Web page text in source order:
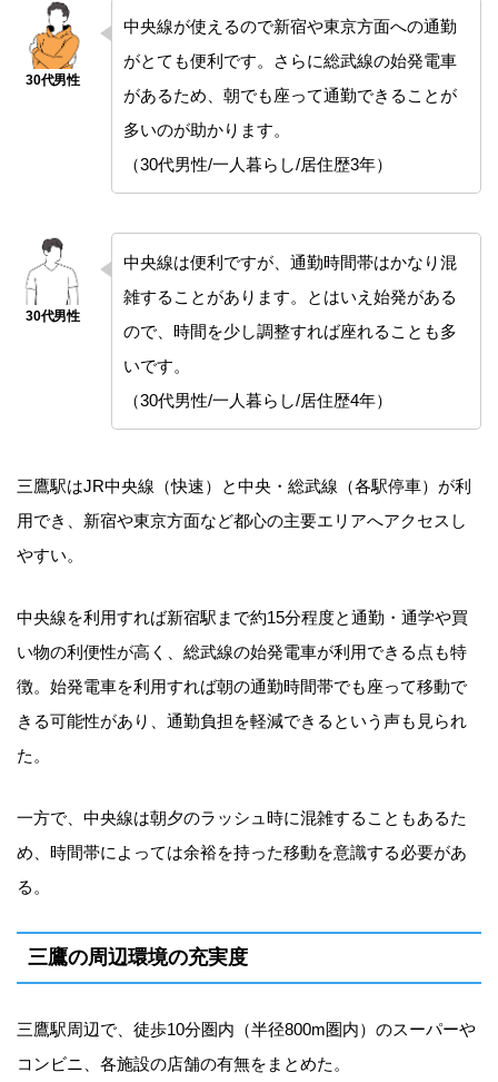
中央線が使えるので新宿や東京方面への通勤
がとても便利です。さらに総武線の始発電車
があるため、朝でも座って通勤できることが
多いのが助かります。
（30代男性/一人暮らし/居住歴3年）
中央線は便利ですが、通勤時間帯はかなり混
雑することがあります。とはいえ始発がある
ので、時間を少し調整すれば座れることも多
いです。
（30代男性/一人暮らし/居住歴4年）
三鷹駅はJR中央線（快速）と中央・総武線（各駅停車）が利
用でき、新宿や東京方面など都心の主要エリアへアクセスし
やすい。
中央線を利用すれば新宿駅まで約15分程度と通勤・通学や買
い物の利便性が高く、総武線の始発電車が利用できる点も特
徴。始発電車を利用すれば朝の通勤時間帯でも座って移動で
きる可能性があり、通勤負担を軽減できるという声も見られ
た。
一方で、中央線は朝夕のラッシュ時に混雑することもあるた
め、時間帯によっては余裕を持った移動を意識する必要があ
る。
三鷹の周辺環境の充実度
三鷹駅周辺で、徒歩10分圏内（半径800m圏内）のスーパーや
コンビニ、各施設の店舗の有無をまとめた。